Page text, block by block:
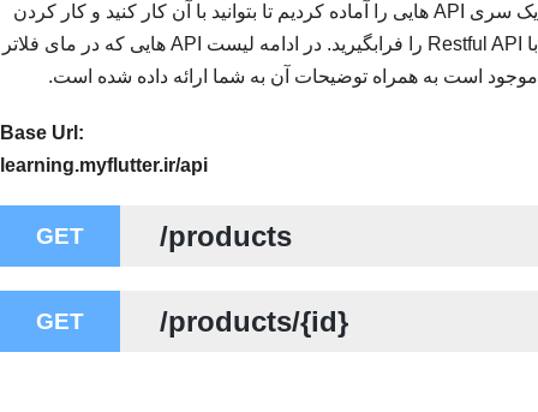
یک سری API‌ هایی را آماده کردیم تا بتوانید با آن کار کنید و کار کردن
با Restful API را فرابگیرید. در ادامه لیست API هایی که در مای فلاتر
موجود است به همراه توضیحات آن به شما ارائه داده شده است.
Base Url:
learning.myflutter.ir/api
GET /products
GET /products/{id}